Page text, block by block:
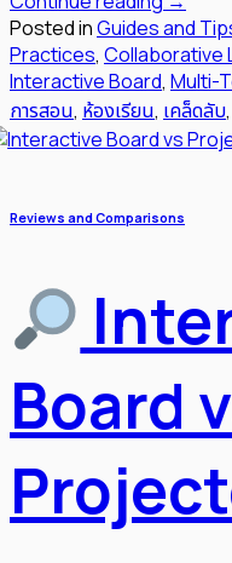
Posted inGuides and
Practices, Collaborative
Interactive Board, Multi-
การสอน, ห้องเรียน, เคล็ดลับ,
Reviews and Comparisons
Board